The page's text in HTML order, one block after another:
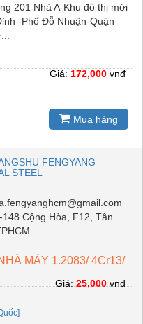
201 Nhà A-Khu đô thị mới
-Phố Đỗ Nhuận-Quận
Giá: 172,000 vnđ
Mua hàng
FENGYANG
STEEL
148 Cộng Hòa, F12, Tân
MÁY 1.2083/ 4Cr13/
Giá:25,000vnđ